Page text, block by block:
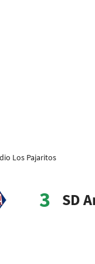
Los Pajaritos
SD
3